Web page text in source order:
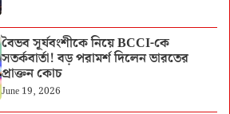
বৈভব সূর্যবংশীকে নিয়ে BCCI-কে
সতর্কবার্তা! বড় পরামর্শ দিলেন ভারতের
প্রাক্তন কোচ
June 19, 2026